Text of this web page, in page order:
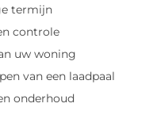
termijn
controle
uw woning
van een laadpaal
onderhoud